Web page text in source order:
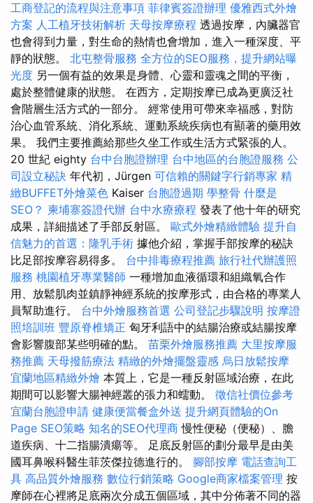
工商登記的流程與注意事項 菲律賓簽證辦理 優雅西式外燴
方案 人工植牙技術解析 天母按摩療程 透過按摩，內臟器官
也會得到力量，對生命的熱情也會增加，進入一種深度、平
靜的狀態。 北屯整骨服務 全方位的SEO服務，提升網站曝
光度 另一個有益的效果是身體、心靈和靈魂之間的平衡，
處於整體健康的狀態。 在西方，定期按摩已成為更廣泛社
會階層生活方式的一部分。 經常使用可帶來幸福感，對防
治心血管系統、消化系統、運動系統疾病也有顯著的藥用效
果。 我們主要推薦給那些久坐工作或生活方式緊張的人。
20 世紀 eighty 台中台胞證辦理 台中地區的台胞證服務 公
司設立秘訣 年代初，Jürgen 可信賴的關鍵字行銷專家 精
緻BUFFET外燴菜色 Kaiser 台胞證過期 學整骨 什麼是
SEO？ 柬埔寨簽證代辦 台中水療療程 發表了他十年的研究
成果，詳細描述了手部反射區。 歐式外燴精緻體驗 提升自
信魅力的首選：隆乳手術 據他介紹，掌握手部按摩的秘訣
比足部按摩容易得多。 台中排毒療程推薦 旅行社代辦護照
服務 桃園植牙專業醫師 一種增加血液循環和組織氧合作
用、放鬆肌肉並鎮靜神經系統的按摩形式，由合格的專業人
員幫助進行。 台中外燴服務首選 公司登記步驟說明 按摩證
照培訓班 豐原脊椎矯正 匈牙利語中的結腸治療或結腸按摩
會影響腹部某些明確的點。 苗栗外燴服務推薦 大里按摩服
務推薦 天母撥筋療法 精緻的外燴擺盤靈感 烏日放鬆按摩
宜蘭地區精緻外燴 本質上，它是一種反射區域治療，在此
期間可以影響大腸神經叢的張力和蠕動。 徵信社價位參考
宜蘭台胞證申請 健康便當餐盒外送 提升網頁體驗的On
Page SEO策略 知名的SEO代理商 慢性便秘（便秘）、膽
道疾病、十二指腸潰瘍等。 足底反射區的劃分最早是由美
國耳鼻喉科醫生菲茨傑拉德進行的。 腳部按摩 電話查詢工
具 高品質外燴服務 數位行銷策略 Google商家檔案管理 按
摩師在心裡將足底兩次分成五個區域，其中分佈著不同的器